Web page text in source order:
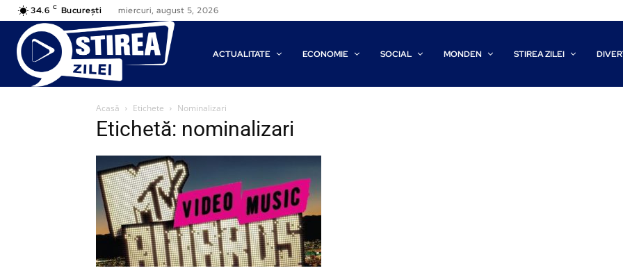
34.6 C București miercuri, august 5, 2026
ACTUALITATE ECONOMIE SOCIAL MONDEN STIREA ZILEI
Acasă Etichete Nominalizari
Etichetă: nominalizari